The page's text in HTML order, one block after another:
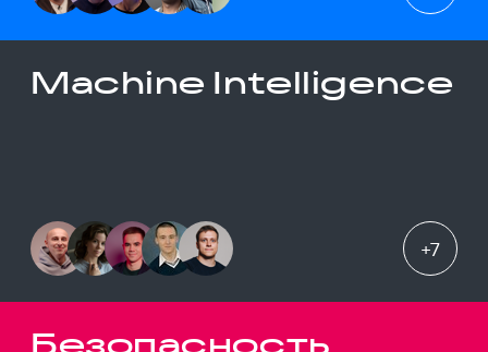
Machine Intelligence
+7
Безопасность